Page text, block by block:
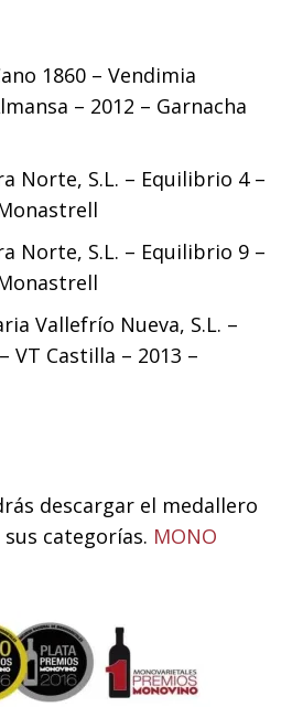
1860 – Vendimia
– 2012 – Garnacha
Norte, S.L. – Equilibrio 4 –
Norte, S.L. – Equilibrio 9 –
Vallefrío Nueva, S.L. –
VT Castilla – 2013 –
descargar el medallero
categorías. MONO